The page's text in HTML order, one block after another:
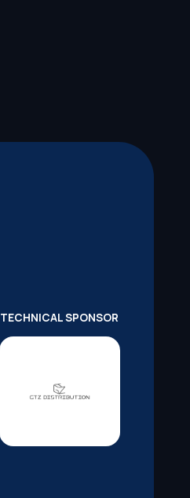
TECHNICAL SPONSOR